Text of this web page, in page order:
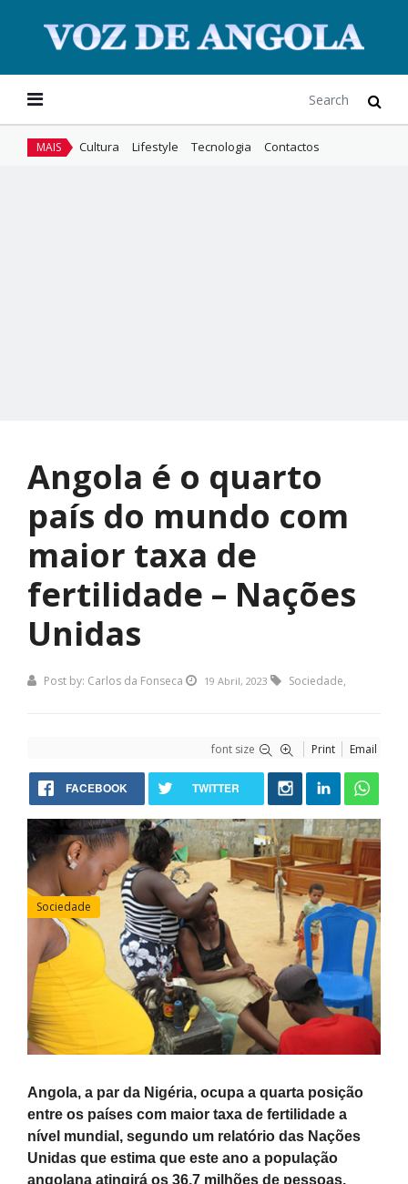
MAIS Cultura Lifestyle Tecnologia Contactos
Angola é o quarto
país do mundo com
maior taxa de
fertilidade – Nações
Unidas
Post by: Carlos da Fonseca 19 Abril, 2023 Sociedade,
font size Print Email
FACEBOOK TWITTER
Sociedade
Angola, a par da Nigéria, ocupa a quarta posição
entre os países com maior taxa de fertilidade a
nível mundial, segundo um relatório das Nações
Unidas que estima que este ano a população
angolana atingirá os 36,7 milhões de pessoas.